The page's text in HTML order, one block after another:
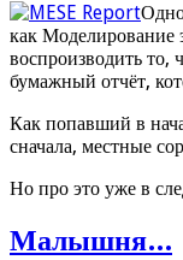
как Моделирование
воспроизводить то,
бумажный отчёт,
Как попавший в
сначала, местные
Но про это уже в
Малышня...